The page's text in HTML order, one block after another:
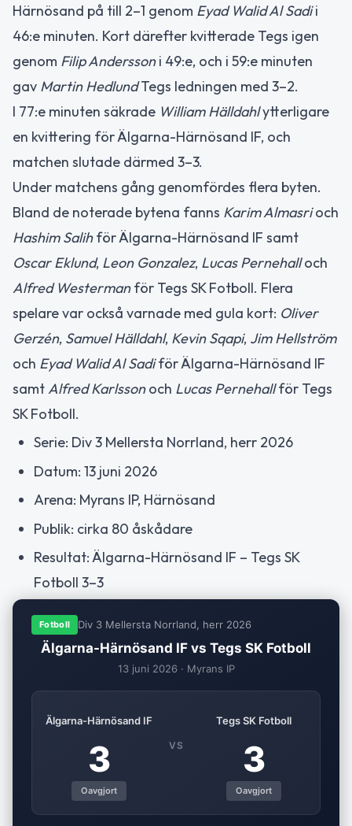
Härnösand på till 2–1 genom Eyad Walid Al Sadii
46:e minuten. Kort därefter kvitterade Tegs igen
genom Filip Anderssoni 49:e, och i 59:e minuten
gav Martin HedlundTegs ledningen med 3–2.
I 77:e minuten säkrade William Hälldahlytterligare
en kvittering för Älgarna-Härnösand IF, och
matchen slutade därmed 3–3.
Under matchens gång genomfördes flera byten.
Bland de noterade bytena fanns Karim Almasrioch
Hashim Salihför Älgarna-Härnösand IF samt
Oscar Eklund, Leon Gonzalez, Lucas Pernehalloch
Alfred Westermanför Tegs SK Fotboll. Flera
spelare var också varnade med gula kort: Oliver
Gerzén, Samuel Hälldahl, Kevin Sqapi, Jim Hellström
och Eyad Walid Al Sadiför Älgarna-Härnösand IF
samtAlfred Karlssonoch Lucas Pernehallför Tegs
SK Fotboll.
Serie: Div 3 Mellersta Norrland, herr 2026
Datum: 13 juni 2026
Arena: Myrans IP, Härnösand
Publik: cirka 80 åskådare
Resultat: Älgarna-Härnösand IF – Tegs SK
Fotboll 3–3
Fotboll Div 3 Mellersta Norrland, herr 2026
Älgarna-Härnösand IF vs Tegs SK Fotboll
13 juni 2026 · Myrans IP
Älgarna-Härnösand IF
3
Oavgjort
VS
Tegs SK Fotboll
3
Oavgjort